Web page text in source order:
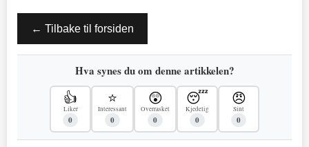
← Tilbake til forsiden
Hva synes du om denne artikkelen?
👍
Liker
0
⭐
Interessant
0
😲
Overrasket
0
😴
Kjedelig
0
😠
Sint
0